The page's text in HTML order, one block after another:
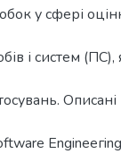
у сфері
і систем (ПС),
Описані